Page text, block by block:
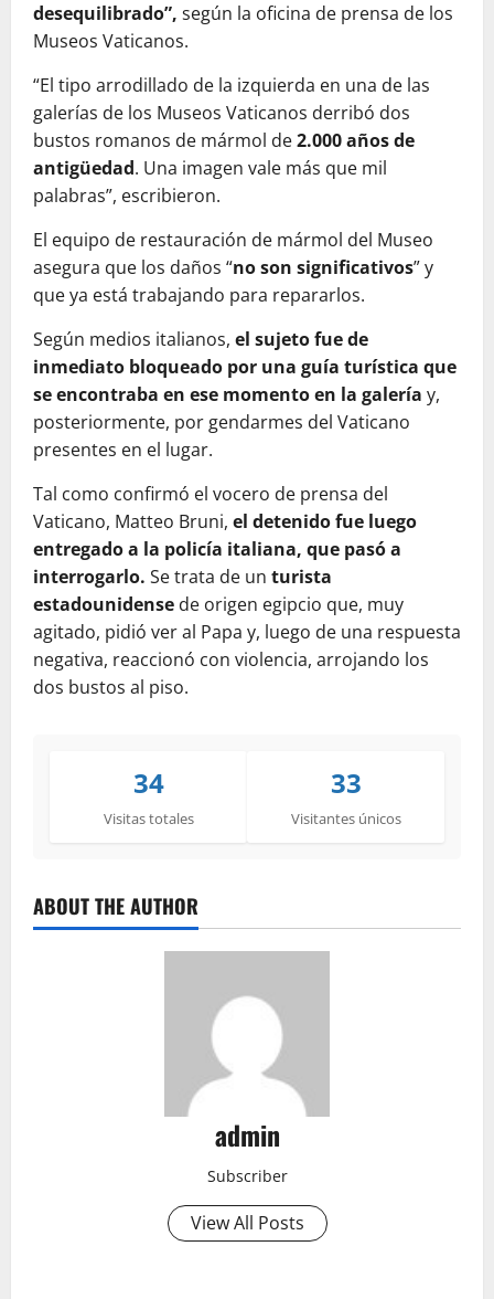
desequilibrado”, según la oficina de prensa de los
Museos Vaticanos.
“El tipo arrodillado de la izquierda en una de las
galerías de los Museos Vaticanos derribó dos
bustos romanos de mármol de2.000 años de
antigüedad. Una imagen vale más que mil
palabras”, escribieron.
El equipo de restauración de mármol del Museo
asegura que los daños “no son significativos” y
que ya está trabajando para repararlos.
Según medios italianos, el sujeto fue de
inmediato bloqueado por una guía turística que
se encontraba en ese momento en la galería y,
posteriormente, por gendarmes del Vaticano
presentes en el lugar.
Tal como confirmó el vocero de prensa del
Vaticano, Matteo Bruni, el detenido fue luego
entregado a la policía italiana, que pasó a
interrogarlo. Se trata de un turista
estadounidense de origen egipcio que, muy
agitado, pidió ver al Papa y, luego de una respuesta
negativa, reaccionó con violencia, arrojando los
dos bustos al piso.
34
Visitas totales
33
Visitantes únicos
ABOUT THE AUTHOR
admin
Subscriber
View All Posts